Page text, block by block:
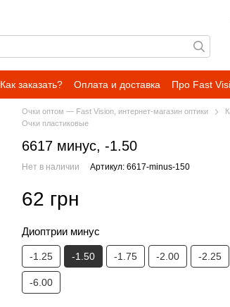
Как заказать? Оплата и доставка Про Fast
Очки оптом — Fast Vision, интернет-магазин оптики
Очки пластиковые
6617 минус, -1.50
Нет в наличии Артикул: 6617-minus-150
62 грн
Диоптрии минус
-1.25 -1.50 -1.75 -2.00 -2.25
-6.00